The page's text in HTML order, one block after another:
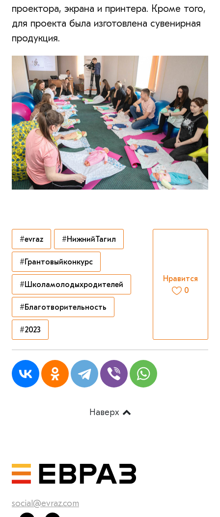
проектора, экрана и принтера. Кроме того,
для проекта была изготовлена сувенирная
продукция.
#evraz #НижнийТагил
#Грантовыйконкурс
#Школамолодыхродителей
#Благотворительность
#2023
Нравится
0
Наверх
social@evraz.com